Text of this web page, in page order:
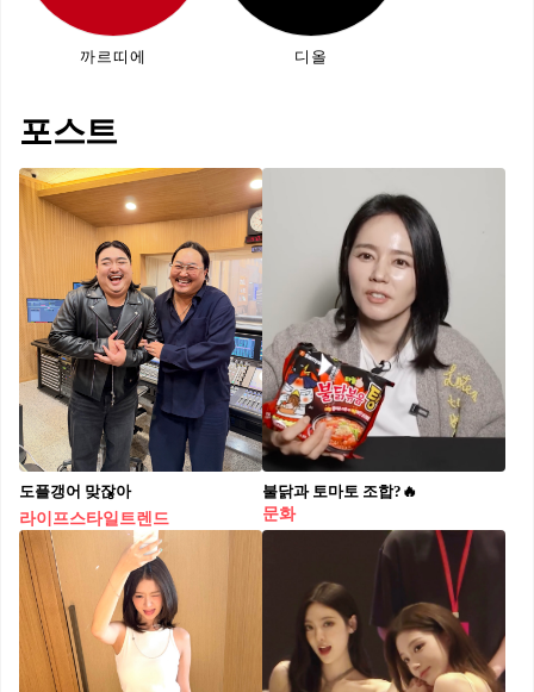
까르띠에 디올
포스트
도플갱어 맞잖아
라이프스타일트렌드
불닭과 토마토 조합?🔥
문화